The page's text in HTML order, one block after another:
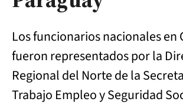
Los funcionarios nacionales en
fueron representados por la
Regional del Norte de la
Trabajo Empleo y Seguridad